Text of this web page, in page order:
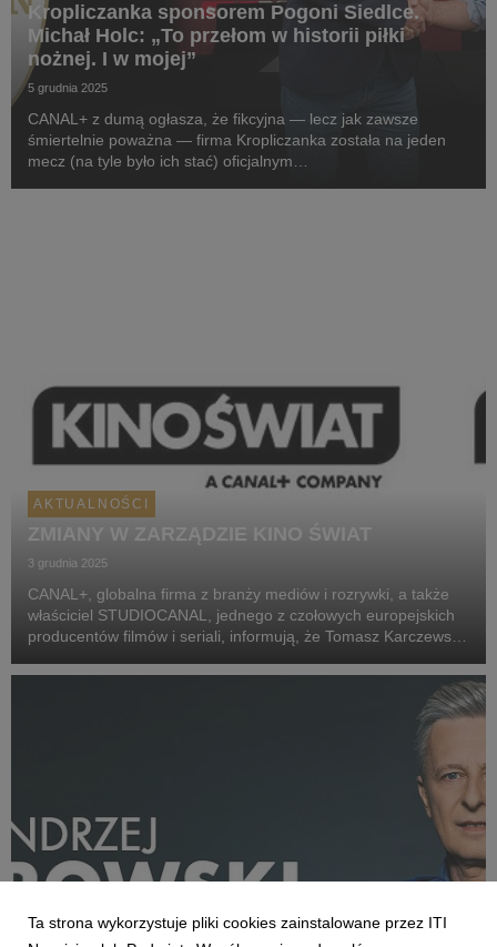
Kropliczanka sponsorem Pogoni Siedlce.
Michał Holc: „To przełom w historii piłki
nożnej. I w mojej”
5 grudnia 2025
CANAL+ z dumą ogłasza, że fikcyjna — lecz jak zawsze
śmiertelnie poważna — firma Kropliczanka została na jeden
mecz (na tyle było ich stać) oficjalnym
AKTUALNOŚCI
ZMIANY W ZARZĄDZIE KINO ŚWIAT
3 grudnia 2025
CANAL+, globalna firma z branży mediów i rozrywki, a także
właściciel STUDIOCANAL, jednego z czołowych europejskich
producentów filmów i seriali, informują, że Tomasz Karczewski,
stanowiska członka zarządu spółki i z ...
Ta strona wykorzystuje pliki cookies zainstalowane przez ITI